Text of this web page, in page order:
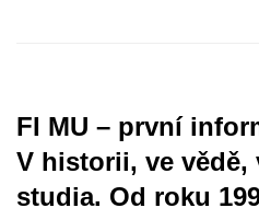
FI MU – první
V historii, ve vědě,
studia. Od roku